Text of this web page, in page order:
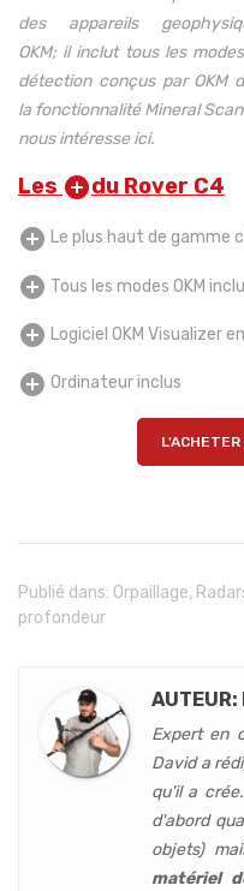
des appareils
OKM; il inclut tous les
détection conçus par OKM
la fonctionnalité Mineral
nous intéresse ici.
Les add_circledu Rover C4
add_circle Le plus haut de gamme
add_circle Tous les modes OKM
add_circle Logiciel OKM Visualizer
add_circle Ordinateur inclus
Publié dans: Orpaillage,
profondeur
AUTEUR:
Expert en
David a
qu'il a
d'abord
objets)
matériel